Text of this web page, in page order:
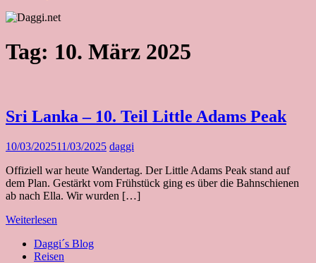
Tag: 10. März 2025
Sri Lanka – 10. Teil Little Adams Peak
10/03/202511/03/2025 daggi
Offiziell war heute Wandertag. Der Little Adams Peak stand auf
dem Plan. Gestärkt vom Frühstück ging es über die Bahnschienen
ab nach Ella. Wir wurden […]
Weiterlesen
Daggi´s Blog
Reisen